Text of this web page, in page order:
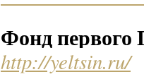
Фонд первого
http://yeltsin.ru/